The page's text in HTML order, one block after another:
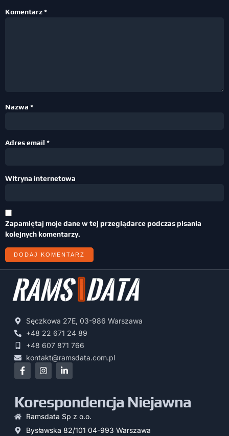
Komentarz*
Nazwa *
Adres email *
Witryna internetowa
Zapamiętaj moje dane w tej przeglądarce podczas pisania
kolejnych komentarzy.
Sęczkowa 27E, 03-986 Warszawa
+48 22 671 24 89
+48 607 871 766
kontakt@ramsdata.com.pl
Korespondencja Niejawna
Ramsdata Sp z o.o.
Bysławska 82/101 04-993 Warszawa